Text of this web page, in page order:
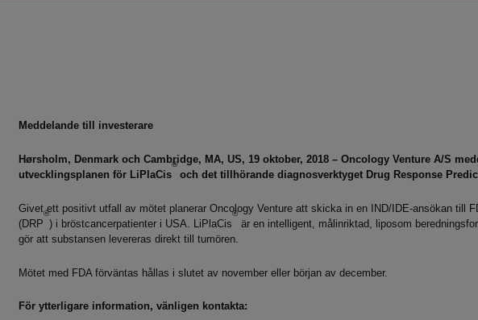
Meddelande till investerare
Hørsholm, Denmark och Cambridge, MA, US, 19 oktober, 2018 – Oncology Venture A/S
utvecklingsplanen för LiPlaCis
®
och det tillhörande diagnosverktyget Drug Response
Givet ett positivt utfall av mötet planerar Oncology Venture att skicka in en IND/IDE-ansökan till
(DRP
®
) i bröstcancerpatienter i USA. LiPlaCis
®
är en intelligent, målinriktad, liposom
gör att substansen levereras direkt till tumören.
Mötet med FDA förväntas hållas i slutet av november eller början av december.
För ytterligare information, vänligen kontakta: